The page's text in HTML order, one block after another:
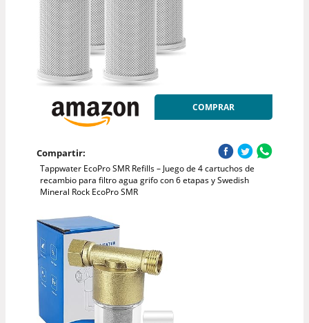
COMPRAR
Compartir:
Tappwater EcoPro SMR Refills – Juego de 4 cartuchos de
recambio para filtro agua grifo con 6 etapas y Swedish
Mineral Rock EcoPro SMR